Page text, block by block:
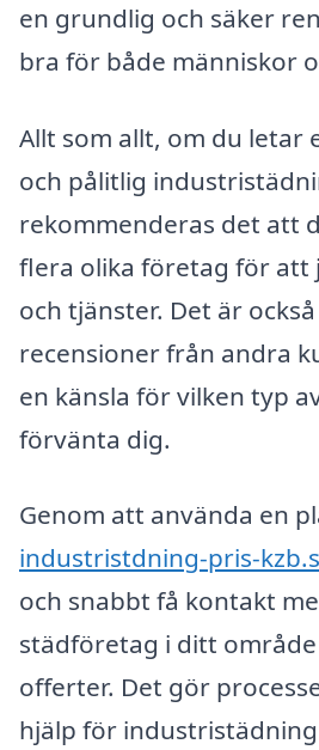
en grundlig och säker
bra för både människor
Allt som allt, om du letar
och pålitlig
rekommenderas det att
flera olika företag för att
och tjänster. Det är
recensioner från andra
en känsla för vilken typ
förvänta dig.
Genom att använda en
industristdning-pris-
och snabbt få kontakt
städföretag i ditt
offerter. Det gör
hjälp för